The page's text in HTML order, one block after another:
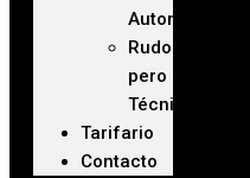
Automotriz
Rudo
pero
Técnico
Tarifario
Contacto